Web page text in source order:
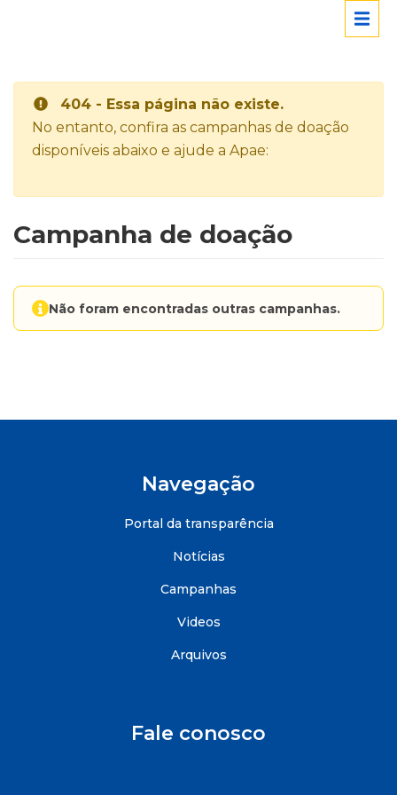
404 - Essa página não existe.
No entanto, confira as campanhas de doação
disponíveis abaixo e ajude a Apae:
Campanha de doação
Não foram encontradas outras campanhas.
Navegação
Portal da transparência
Notícias
Campanhas
Videos
Arquivos
Fale conosco